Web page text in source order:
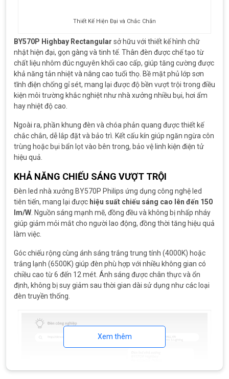
Thiết Kế Hiện Đại và Chắc Chắn
BY570P Highbay Rectangular sở hữu với thiết kế hình chữ
nhật hiện đại, gọn gàng và tinh tế. Thân đèn được chế tạo từ
chất liệu nhôm đúc nguyên khối cao cấp, giúp tăng cường được
khả năng tản nhiệt và nâng cao tuổi thọ. Bề mặt phủ lớp sơn
tĩnh điện chống gỉ sét, mang lại được độ bền vượt trội trong điều
kiện môi trường khắc nghiệt như nhà xưởng nhiều bụi, hơi ẩm
hay nhiệt độ cao.
Ngoài ra, phần khung đèn và chóa phản quang được thiết kế
chắc chắn, dễ lắp đặt và bảo trì. Kết cấu kín giúp ngăn ngừa côn
trùng hoặc bụi bẩn lọt vào bên trong, bảo vệ linh kiện điện tử
hiệu quả.
KHẢ NĂNG CHIẾU SÁNG VƯỢT TRỘI
Đèn led nhà xưởng BY570P Philips ứng dụng công nghệ led
tiên tiến, mang lại được hiệu suất chiếu sáng cao lên đến 150
lm/W . Nguồn sáng mạnh mẽ, đồng đều và không bị nhấp nháy
giúp giảm mỏi mắt cho người lao động, đồng thời tăng hiệu quả
làm việc.
Góc chiếu rộng cùng ánh sáng trắng trung tính (4000K) hoặc
trắng lạnh (6500K) giúp đèn phù hợp với nhiều không gian có
chiều cao từ 6 đến 12 mét. Ánh sáng được chân thực và ổn
định, không bị suy giảm sau thời gian dài sử dụng như các loại
đèn truyền thống.
Xem thêm